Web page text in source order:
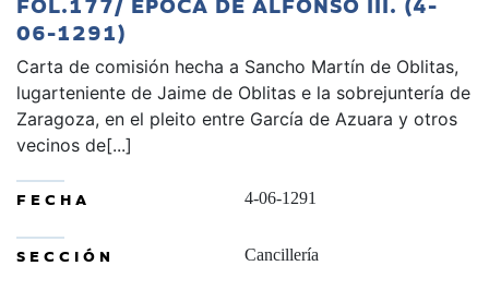
06-1291)
Carta de comisión hecha a Sancho Martín de Oblitas,
lugarteniente de Jaime de Oblitas e la sobrejuntería de
Zaragoza, en el pleito entre García de Azuara y otros
vecinos de[...]
FECHA 4-06-1291
SECCIÓN Cancillería